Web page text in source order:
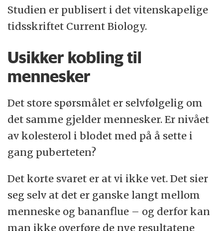
Studien er publisert i det vitenskapelige
tidsskriftet Current Biology.
Usikker kobling til
mennesker
Det store spørsmålet er selvfølgelig om
det samme gjelder mennesker. Er nivået
av kolesterol i blodet med på å sette i
gang puberteten?
Det korte svaret er at vi ikke vet. Det sier
seg selv at det er ganske langt mellom
menneske og bananflue – og derfor kan
man ikke overføre de nye resultatene